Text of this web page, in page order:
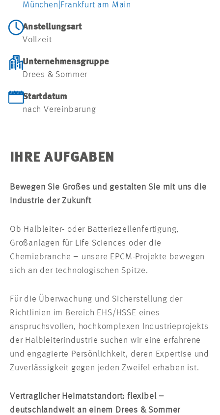
München Frankfurt am Main
Anstellungsart
Vollzeit
Unternehmensgruppe
Drees & Sommer
Startdatum
nach Vereinbarung
IHRE AUFGABEN
Bewegen Sie Großes und gestalten Sie mit uns die
Industrie der Zukunft
Ob Halbleiter- oder Batteriezellenfertigung,
Großanlagen für Life Sciences oder die
Chemiebranche – unsere EPCM-Projekte bewegen
sich an der technologischen Spitze.
Für die Überwachung und Sicherstellung der
Richtlinien im Bereich EHS/HSSE eines
anspruchsvollen, hochkomplexen Industrieprojekts
der Halbleiterindustrie suchen wir eine erfahrene
und engagierte Persönlichkeit, deren Expertise und
Zuverlässigkeit gegen jeden Zweifel erhaben ist.
Vertraglicher Heimatstandort: flexibel –
deutschlandweit an einem Drees & Sommer